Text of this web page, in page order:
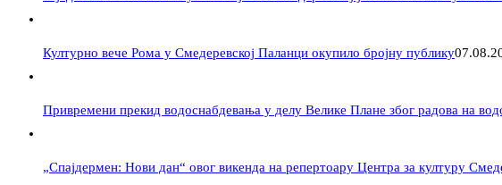
Културно вече Рома у Смедеревској Паланци окупило бројну публику
Привремени прекид водоснабдевања у делу Велике Плане због радова на
„Спајдермен: Нови дан“ овог викенда на репертоару Центра за културу